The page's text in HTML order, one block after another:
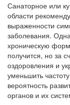
Санаторное или
области
выраженности
заболевания.
хроническую
получится, но за
оздоровления и
уменьшить
вероятность
органов и их